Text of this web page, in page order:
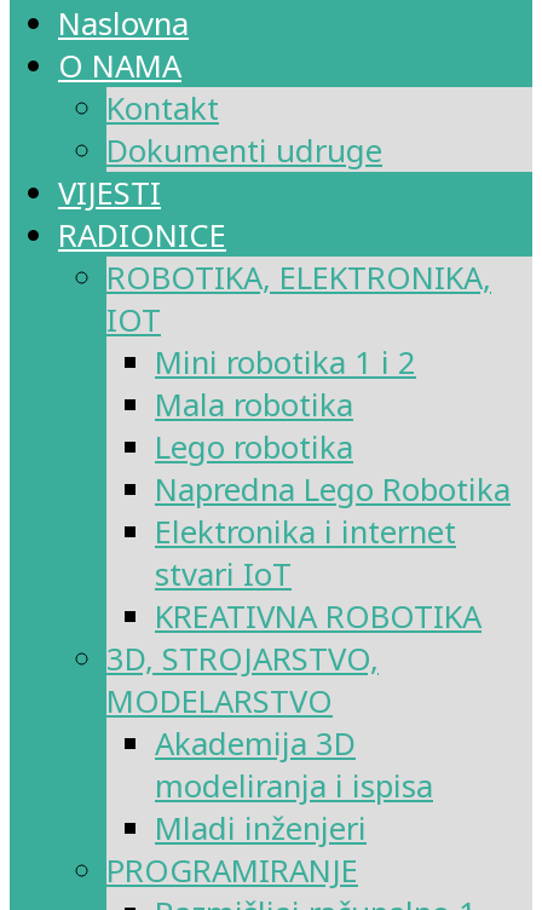
Naslovna
O NAMA
Kontakt
Dokumenti udruge
VIJESTI
RADIONICE
ROBOTIKA, ELEKTRONIKA,
IOT
Mini robotika 1 i 2
Mala robotika
Lego robotika
Napredna Lego Robotika
Elektronika i internet
stvari IoT
KREATIVNA ROBOTIKA
3D, STROJARSTVO,
MODELARSTVO
Akademija 3D
modeliranja i ispisa
Mladi inženjeri
PROGRAMIRANJE